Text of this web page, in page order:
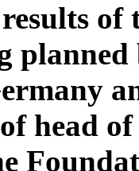
of
head